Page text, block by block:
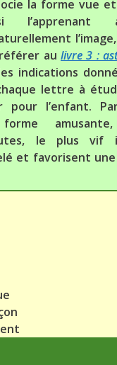
la forme vue
l’apprenant
au livre 3 :
indications
lettre à
l’enfant.
le plus vif
et favorisent